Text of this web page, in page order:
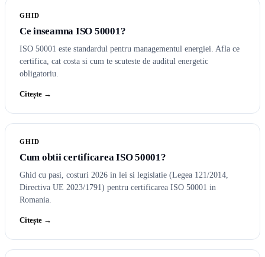
GHID
Ce inseamna ISO 50001?
ISO 50001 este standardul pentru managementul energiei. Afla ce
certifica, cat costa si cum te scuteste de auditul energetic
obligatoriu.
Citește →
GHID
Cum obtii certificarea ISO 50001?
Ghid cu pasi, costuri 2026 in lei si legislatie (Legea 121/2014,
Directiva UE 2023/1791) pentru certificarea ISO 50001 in
Romania.
Citește →